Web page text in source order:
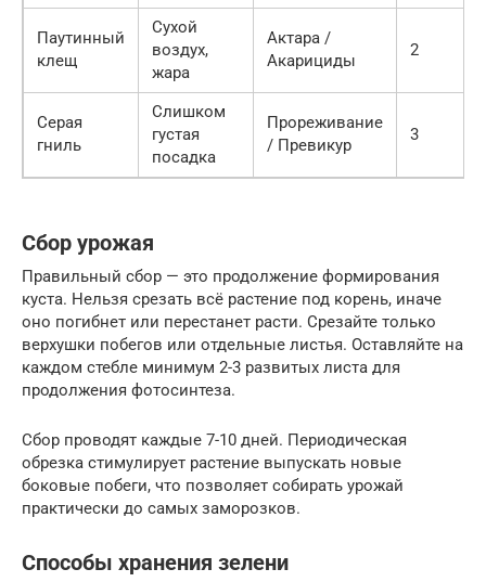
Паутинный
клещ
Сухой
воздух,
жара
Актара /
Акарициды
2
Серая
гниль
Слишком
густая
посадка
Прореживание
/ Превикур
3
Сбор урожая
Правильный сбор — это продолжение формирования
куста. Нельзя срезать всё растение под корень, иначе
оно погибнет или перестанет расти. Срезайте только
верхушки побегов или отдельные листья. Оставляйте на
каждом стебле минимум 2-3 развитых листа для
продолжения фотосинтеза.
Сбор проводят каждые 7-10 дней. Периодическая
обрезка стимулирует растение выпускать новые
боковые побеги, что позволяет собирать урожай
практически до самых заморозков.
Способы хранения зелени